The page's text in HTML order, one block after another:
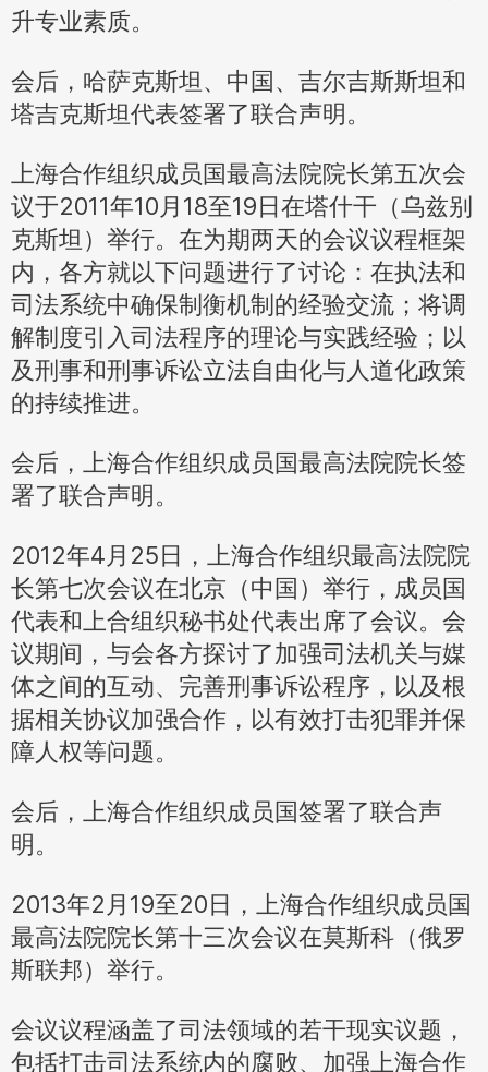
升专业素质。
会后，哈萨克斯坦、中国、吉尔吉斯斯坦和
塔吉克斯坦代表签署了联合声明。
上海合作组织成员国最高法院院长第五次会
议于2011年10月18至19日在塔什干（乌兹别
克斯坦）举行。在为期两天的会议议程框架
内，各方就以下问题进行了讨论：在执法和
司法系统中确保制衡机制的经验交流；将调
解制度引入司法程序的理论与实践经验；以
及刑事和刑事诉讼立法自由化与人道化政策
的持续推进。
会后，上海合作组织成员国最高法院院长签
署了联合声明。
2012年4月25日，上海合作组织最高法院院
长第七次会议在北京（中国）举行，成员国
代表和上合组织秘书处代表出席了会议。会
议期间，与会各方探讨了加强司法机关与媒
体之间的互动、完善刑事诉讼程序，以及根
据相关协议加强合作，以有效打击犯罪并保
障人权等问题。
会后，上海合作组织成员国签署了联合声
明。
2013年2月19至20日，上海合作组织成员国
最高法院院长第十三次会议在莫斯科（俄罗
斯联邦）举行。
会议议程涵盖了司法领域的若干现实议题，
包括打击司法系统内的腐败、加强上海合作